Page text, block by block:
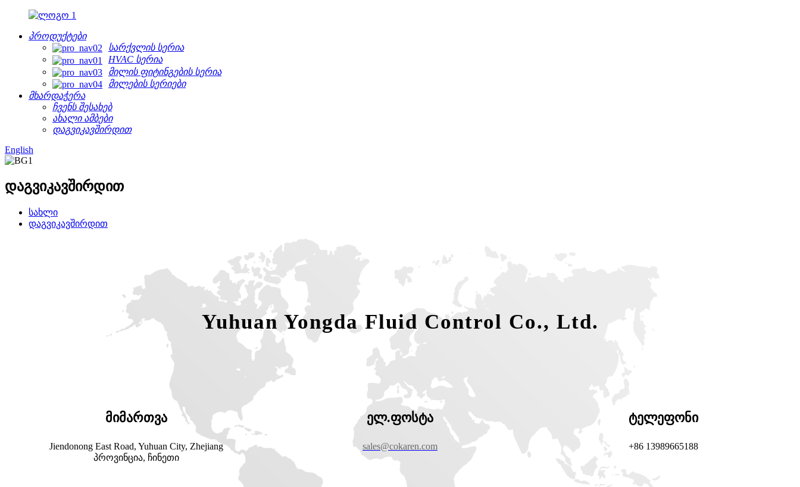
პროდუქტები
სარქვლის სერია
HVAC სერია
მილის ფიტინგების სერია
მილების სერიები
მხარდაჭერა
ჩვენს შესახებ
ახალი ამბები
დაგვიკავშირდით
English
დაგვიკავშირდით
სახლი
დაგვიკავშირდით
Yuhuan Yongda Fluid Control Co., Ltd.
მიმართვა
Jiendonong East Road, Yuhuan City, Zhejiang
პროვინცია, ჩინეთი
ელ.ფოსტა
sales@cokaren.com
ტელეფონი
+86 13989665188